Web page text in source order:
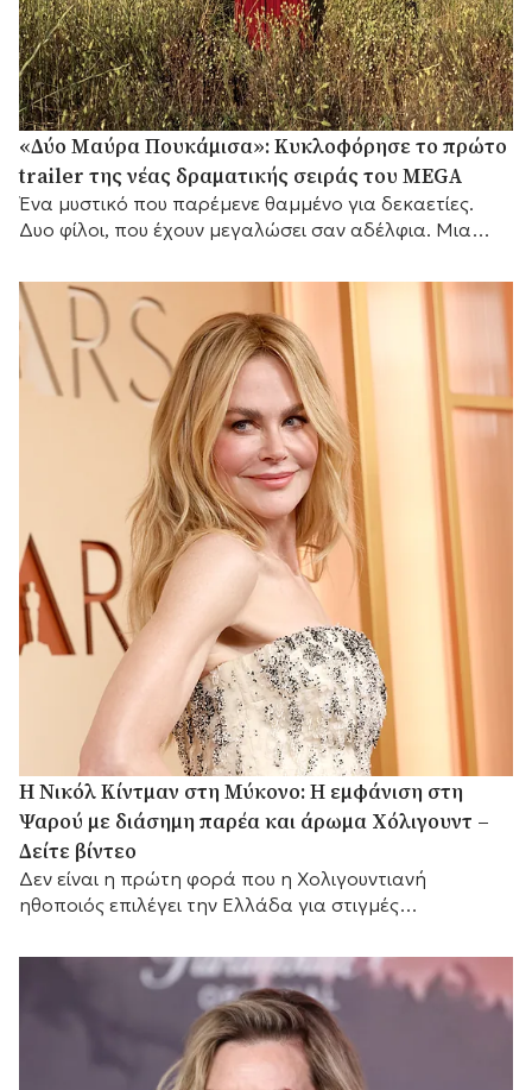
«Δύο Μαύρα Πουκάμισα»: Κυκλοφόρησε το πρώτο
trailer της νέας δραματικής σειράς του MEGA
Ένα μυστικό που παρέμενε θαμμένο για δεκαετίες.
Δυο φίλοι, που έχουν μεγαλώσει σαν αδέλφια. Μια
H Νικόλ Κίντμαν στη Μύκονο: Η εμφάνιση στη
Ψαρού με διάσημη παρέα και άρωμα Χόλιγουντ –
Δείτε βίντεο
Δεν είναι η πρώτη φορά που η Χολιγουντιανή
ηθοποιός επιλέγει την Ελλάδα για στιγμές